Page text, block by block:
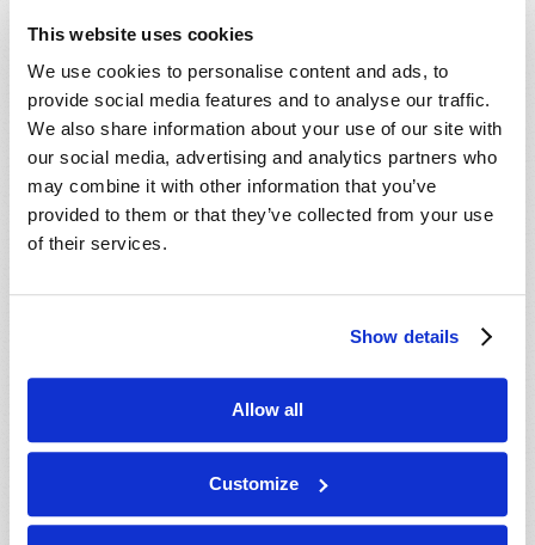
This website uses cookies
We use cookies to personalise content and ads, to
provide social media features and to analyse our traffic.
We also share information about your use of our site with
our social media, advertising and analytics partners who
may combine it with other information that you’ve
provided to them or that they’ve collected from your use
of their services.
Show details
Allow all
Customize